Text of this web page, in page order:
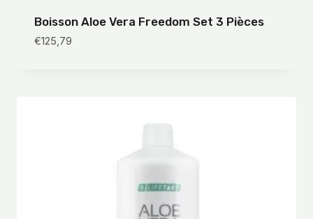
Boisson Aloe Vera Freedom Set 3 Pièces
€125,79